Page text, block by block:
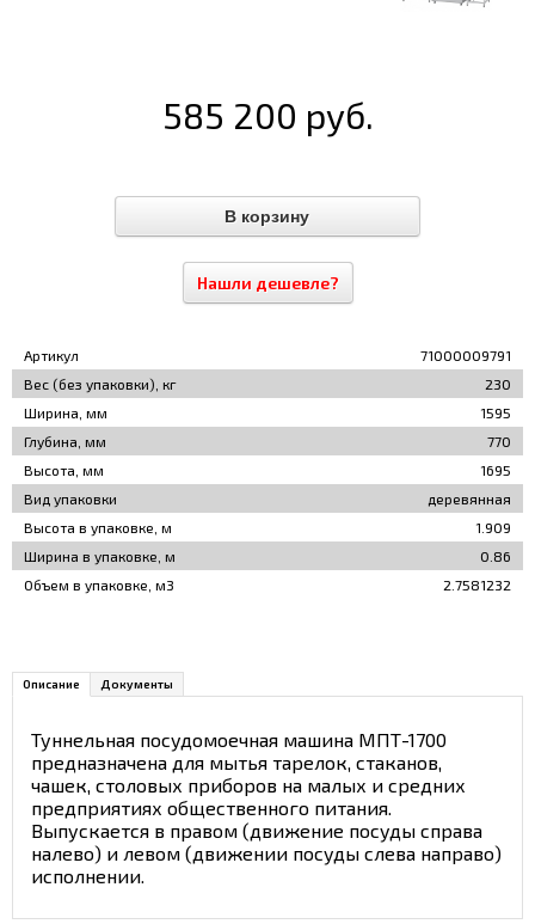
585 200 руб.
Нашли дешевле?
Артикул
71000009791
Вес (без упаковки), кг
230
Ширина, мм
1595
Глубина, мм
770
Высота, мм
1695
Вид упаковки
деревянная
Высота в упаковке, м
1.909
Ширина в упаковке, м
0.86
Объем в упаковке, м3
2.7581232
Описание Документы
Туннельная посудомоечная машина МПТ-1700
предназначена для мытья тарелок, стаканов,
чашек, столовых приборов на малых и средних
предприятиях общественного питания.
Выпускается в правом (движение посуды справа
налево) и левом (движении посуды слева направо)
исполнении.